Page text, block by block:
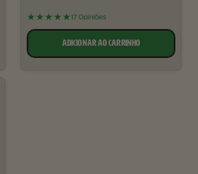
★★★★★17 Opiniões
ADICIONAR AO CARRINHO